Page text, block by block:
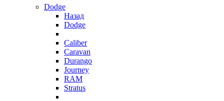
Dodge
Назад
Dodge
Caliber
Caravan
Durango
Journey
RAM
Stratus